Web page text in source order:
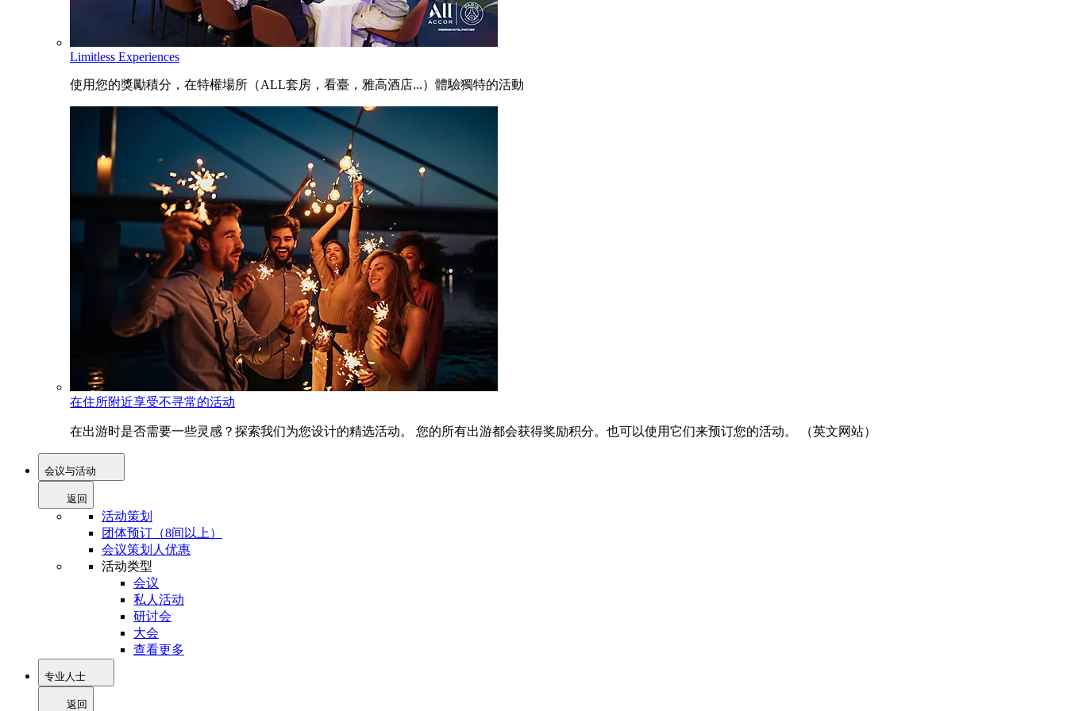
Limitless Experiences
使用您的獎勵積分，在特權場所（ALL套房，看臺，雅高酒店...）體驗獨特的活動
在住所附近享受不寻常的活动
在出游时是否需要一些灵感？探索我们为您设计的精选活动。 您的所有出游都会获得奖励积分。也可以使用它们来预订您的活动。 （英文网站）
会议与活动
返回
活动策划
团体预订（8间以上）
会议策划人优惠
活动类型
会议
私人活动
研讨会
大会
查看更多
专业人士
返回